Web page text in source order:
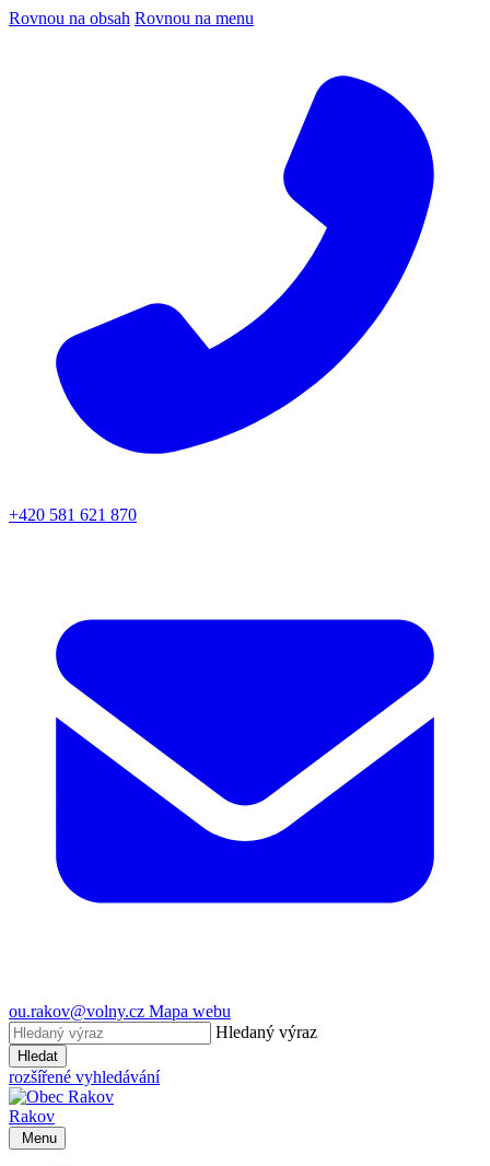
Rovnou na obsah Rovnou na menu
+420 581 621 870
ou.rakov@volny.cz Mapa webu
Hledaný výraz
Hledat
rozšířené vyhledávání
Rakov
Menu